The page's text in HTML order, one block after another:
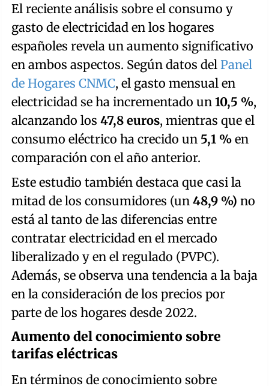
El reciente análisis sobre el consumo y
gasto de electricidad en los hogares
españoles revela un aumento significativo
en ambos aspectos. Según datos del Panel
de Hogares CNMC, el gasto mensual en
electricidad se ha incrementado un 10,5 %,
alcanzando los 47,8 euros, mientras que el
consumo eléctrico ha crecido un 5,1 % en
comparación con el año anterior.
Este estudio también destaca que casi la
mitad de los consumidores (un 48,9 %) no
está al tanto de las diferencias entre
contratar electricidad en el mercado
liberalizado y en el regulado (PVPC).
Además, se observa una tendencia a la baja
en la consideración de los precios por
parte de los hogares desde 2022.
Aumento del conocimiento sobre
tarifas eléctricas
En términos de conocimiento sobre